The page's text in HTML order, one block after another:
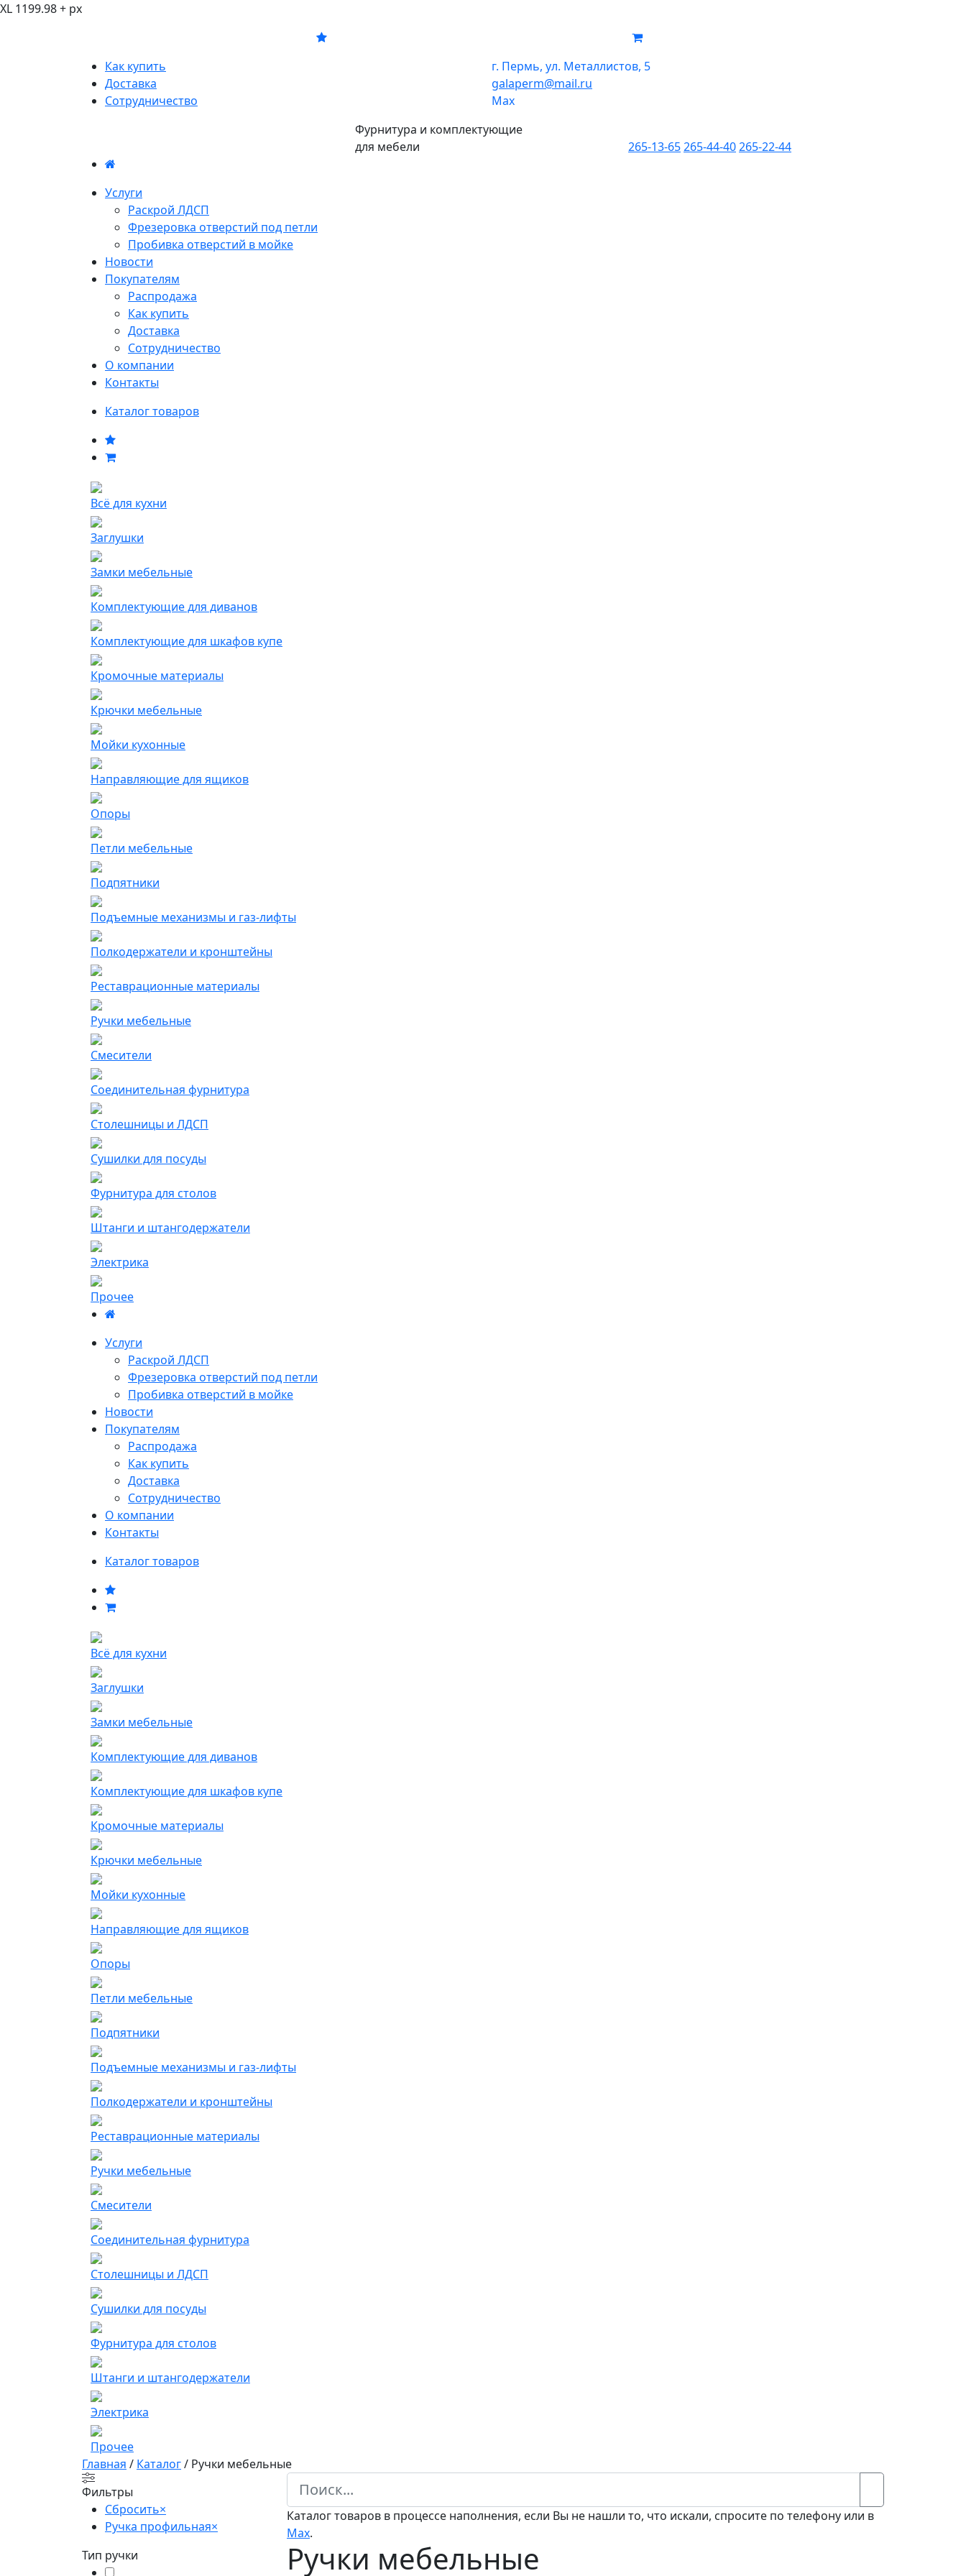
XL 1199.98 + px
Как купить
Доставка
Сотрудничество
г. Пермь, ул. Металлистов, 5
galaperm@mail.ru
Мах
Фурнитура и комплектующие
для мебели
265-13-65265-44-40265-22-44
Услуги
Раскрой ЛДСП
Фрезеровка отверстий под петли
Пробивка отверстий в мойке
Новости
Покупателям
Распродажа
Как купить
Доставка
Сотрудничество
О компании
Контакты
Каталог товаров
Всё для кухни
Заглушки
Замки мебельные
Комплектующие для диванов
Комплектующие для шкафов купе
Кромочные материалы
Крючки мебельные
Мойки кухонные
Направляющие для ящиков
Опоры
Петли мебельные
Подпятники
Подъемные механизмы и газ-лифты
Полкодержатели и кронштейны
Реставрационные материалы
Ручки мебельные
Смесители
Соединительная фурнитура
Столешницы и ЛДСП
Сушилки для посуды
Фурнитура для столов
Штанги и штангодержатели
Электрика
Прочее
Услуги
Раскрой ЛДСП
Фрезеровка отверстий под петли
Пробивка отверстий в мойке
Новости
Покупателям
Распродажа
Как купить
Доставка
Сотрудничество
О компании
Контакты
Каталог товаров
Всё для кухни
Заглушки
Замки мебельные
Комплектующие для диванов
Комплектующие для шкафов купе
Кромочные материалы
Крючки мебельные
Мойки кухонные
Направляющие для ящиков
Опоры
Петли мебельные
Подпятники
Подъемные механизмы и газ-лифты
Полкодержатели и кронштейны
Реставрационные материалы
Ручки мебельные
Смесители
Соединительная фурнитура
Столешницы и ЛДСП
Сушилки для посуды
Фурнитура для столов
Штанги и штангодержатели
Электрика
Прочее
Главная / Каталог/ Ручки мебельные
Фильтры
Сбросить×
Ручка профильная×
Тип ручки
Каталог товаров в процессе наполнения, если Вы не нашли то, что искали, спросите по телефону или в
Мах.
Ручки мебельные